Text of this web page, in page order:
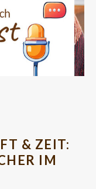
& ZEIT:
IM